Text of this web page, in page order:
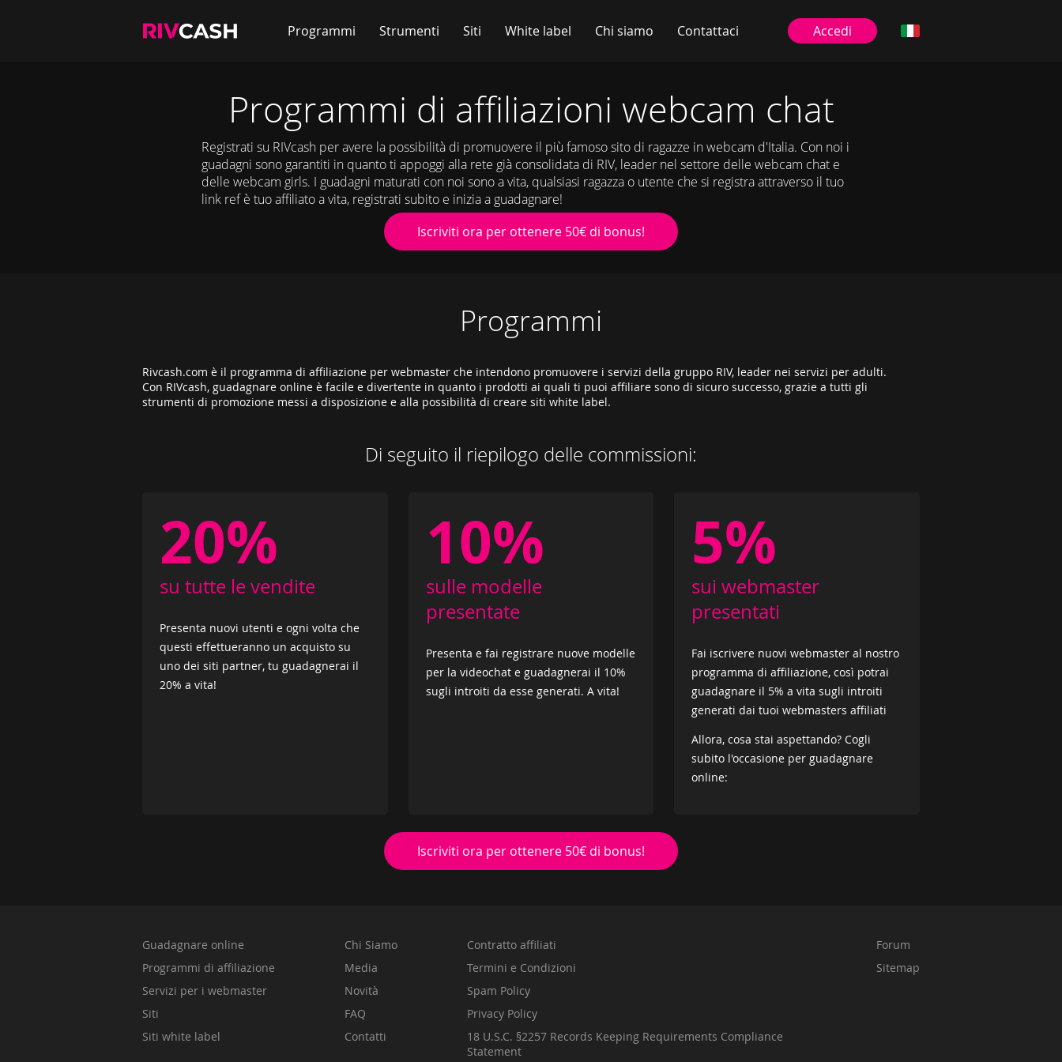
Programmi Strumenti Siti White label Chi siamo Contattaci Accedi
Programmi di affiliazioni webcam chat
Registrati su RIVcash per avere la possibilità di promuovere il più famoso sito di ragazze in webcam d'Italia. Con noi i
guadagni sono garantiti in quanto ti appoggi alla rete già consolidata di RIV, leader nel settore delle webcam chat e
delle webcam girls. I guadagni maturati con noi sono a vita, qualsiasi ragazza o utente che si registra attraverso il tuo
link ref è tuo affiliato a vita, registrati subito e inizia a guadagnare!
Iscriviti ora per ottenere 50€ di bonus!
Programmi
Rivcash.com è il programma di affiliazione per webmaster che intendono promuovere i servizi della gruppo RIV, leader nei servizi per adulti.
Con RIVcash, guadagnare online è facile e divertente in quanto i prodotti ai quali ti puoi affiliare sono di sicuro successo, grazie a tutti gli
strumenti di promozione messi a disposizione e alla possibilità di creare siti white label.
Di seguito il riepilogo delle commissioni:
20%
su tutte le vendite
Presenta nuovi utenti e ogni volta che
questi effettueranno un acquisto su
uno dei siti partner, tu guadagnerai il
20% a vita!
10%
sulle modelle
presentate
Presenta e fai registrare nuove modelle
per la videochat e guadagnerai il 10%
sugli introiti da esse generati. A vita!
5%
sui webmaster
presentati
Fai iscrivere nuovi webmaster al nostro
programma di affiliazione, così potrai
guadagnare il 5% a vita sugli introiti
generati dai tuoi webmasters affiliati
Allora, cosa stai aspettando? Cogli
subito l'occasione per guadagnare
online:
Iscriviti ora per ottenere 50€ di bonus!
Guadagnare online
Programmi di affiliazione
Servizi per i webmaster
Siti
Siti white label
Chi Siamo
Media
Novità
FAQ
Contatti
Contratto affiliati
Termini e Condizioni
Spam Policy
Privacy Policy
18 U.S.C. §2257 Records Keeping Requirements Compliance
Statement
Forum
Sitemap